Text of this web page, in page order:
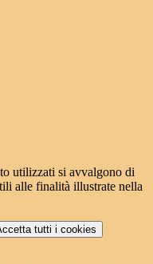
utilizzati si avvalgono di
alle finalità illustrate nella
tutti i cookies